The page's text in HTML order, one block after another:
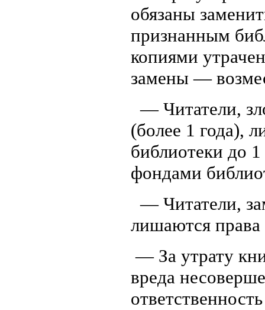
обязаны
признанным
копиями
замены —
— Читатели,
(более 1 года),
библиотеки до
фондами
— Читатели,
лишаются права
— За утрату
вреда